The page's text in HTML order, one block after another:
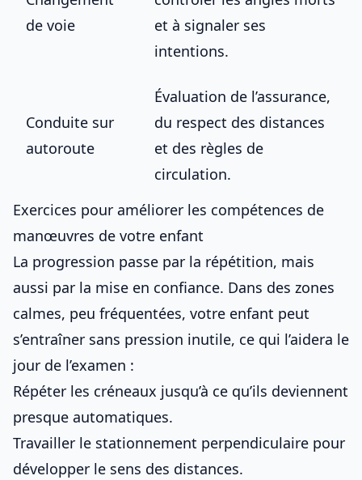
de voie
et à signaler ses
intentions.
Conduite sur
autoroute
Évaluation de l’assurance,
du respect des distances
et des règles de
circulation.
Exercices pour améliorer les compétences de
manœuvres de votre enfant
La progression passe par la répétition, mais
aussi par la mise en confiance. Dans des zones
calmes, peu fréquentées, votre enfant peut
s’entraîner sans pression inutile, ce qui l’aidera le
jour de l’examen :
Répéter les créneaux jusqu’à ce qu’ils deviennent
presque automatiques.
Travailler le stationnement perpendiculaire pour
développer le sens des distances.